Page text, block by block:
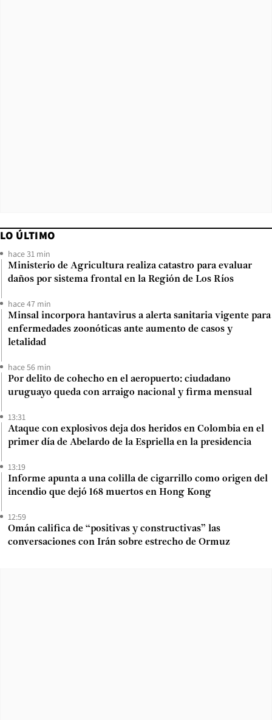
LO ÚLTIMO
hace 31 min
Ministerio de Agricultura realiza catastro para evaluar
daños por sistema frontal en la Región de Los Ríos
hace 47 min
Minsal incorpora hantavirus a alerta sanitaria vigente para
enfermedades zoonóticas ante aumento de casos y
letalidad
hace 56 min
Por delito de cohecho en el aeropuerto: ciudadano
uruguayo queda con arraigo nacional y firma mensual
13:31
Ataque con explosivos deja dos heridos en Colombia en el
primer día de Abelardo de la Espriella en la presidencia
13:19
Informe apunta a una colilla de cigarrillo como origen del
incendio que dejó 168 muertos en Hong Kong
12:59
Omán califica de “positivas y constructivas” las
conversaciones con Irán sobre estrecho de Ormuz